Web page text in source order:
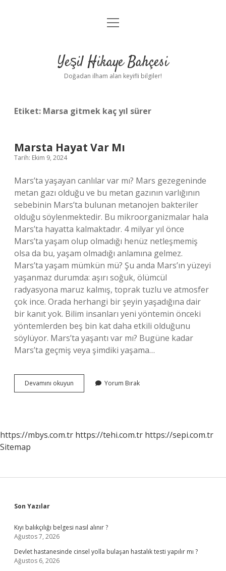
Anasayfa
Yasal Uyarı
menüyü
Yeşil Hikaye Bahçesi
Doğadan ilham alan keyifli bilgiler!
Etiket: Marsa gitmek kaç yıl sürer
Marsta Hayat Var Mı
Tarih: Ekim 9, 2024
Mars’ta yaşayan canlılar var mı? Mars gezegeninde
metan gazı olduğu ve bu metan gazının varlığının
sebebinin Mars’ta bulunan metanojen bakteriler
olduğu söylenmektedir. Bu mikroorganizmalar hala
Mars’ta hayatta kalmaktadır. 4 milyar yıl önce
Mars’ta yaşam olup olmadığı henüz netleşmemiş
olsa da bu, yaşam olmadığı anlamına gelmez.
Mars’ta yaşam mümkün mü? Şu anda Mars’ın yüzeyi
yaşanmaz durumda: aşırı soğuk, ölümcül
radyasyona maruz kalmış, toprak tuzlu ve atmosfer
çok ince. Orada herhangi bir şeyin yaşadığına dair
bir kanıt yok. Bilim insanları yeni yöntemin önceki
yöntemlerden beş bin kat daha etkili olduğunu
söylüyor. Mars’ta yaşantı var mı? Bugüne kadar
Mars’ta geçmiş veya şimdiki yaşama…
Devamını okuyun
Hayat
Yorum Bırak
https://mbys.com.tr https://tehi.com.tr https://sepi.com.tr
Sitemap
Sidebar
Son Yazılar
Kıyı balıkçılığı belgesi nasıl alınır ?
Ağustos 7, 2026
Devlet hastanesinde cinsel yolla bulaşan hastalık testi yapılır mı ?
Ağustos 6, 2026